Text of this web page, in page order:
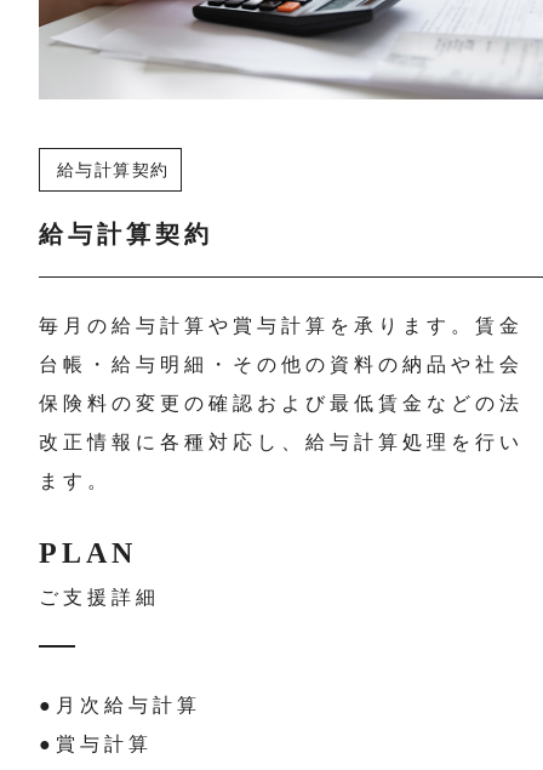
給与計算契約
給与計算契約
毎月の給与計算や賞与計算を承ります。賃金
台帳・給与明細・その他の資料の納品や社会
保険料の変更の確認および最低賃金などの法
改正情報に各種対応し、給与計算処理を行い
ます。
PLAN
ご支援詳細
●月次給与計算
●賞与計算